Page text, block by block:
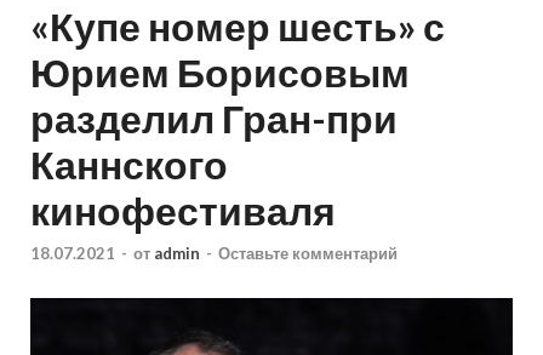
«Купе номер шесть» с
Юрием Борисовым
разделил Гран-при
Каннского
кинофестиваля
18.07.2021 - от admin - Оставьте комментарий